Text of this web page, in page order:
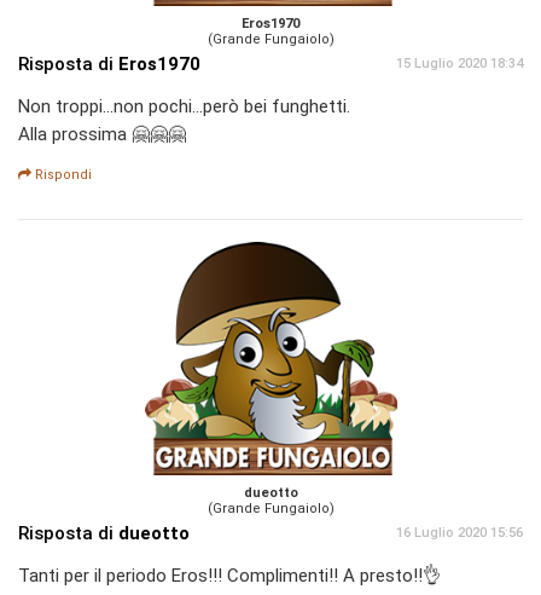
Eros1970
(Grande Fungaiolo)
Risposta di Eros1970 15 Luglio 2020 18:34
Non troppi...non pochi...però bei funghetti.
Alla prossima 🤗🤗🤗
Rispondi
dueotto
(Grande Fungaiolo)
Risposta di dueotto 16 Luglio 2020 15:56
Tanti per il periodo Eros!!! Complimenti!! A presto!!👌